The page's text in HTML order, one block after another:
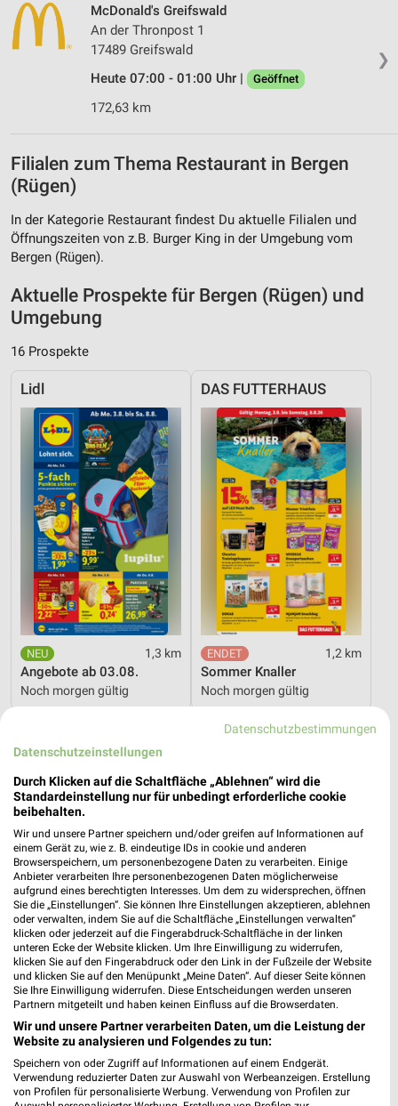
❯
McDonald's Greifswald
An der Thronpost 1
17489 Greifswald
Heute 07:00 - 01:00 Uhr |
Geöffnet
172,63 km
Filialen zum Thema Restaurant in Bergen
(Rügen)
In der Kategorie Restaurant findest Du aktuelle Filialen und
Öffnungszeiten von z.B. Burger King in der Umgebung vom
Bergen (Rügen).
Aktuelle Prospekte für Bergen (Rügen) und
Umgebung
16 Prospekte
Lidl
1,3 km
Angebote ab 03.08.
Noch morgen gültig
DAS FUTTERHAUS
1,2 km
Sommer Knaller
Noch morgen gültig
1,3 km
Angebote ab 10.08.
Gültig ab Mo. 10.08.
EDEKA
1,1 km
Angebote ab 03.08.
Noch morgen gültig
PENNY EDEKA
Datenschutzbestimmungen
Datenschutzeinstellungen
Durch Klicken auf die Schaltfläche „Ablehnen“ wird die
Standardeinstellung nur für unbedingt erforderliche cookie
beibehalten.
Wir und unsere Partner speichern und/oder greifen auf Informationen auf
einem Gerät zu, wie z. B. eindeutige IDs in cookie und anderen
Browserspeichern, um personenbezogene Daten zu verarbeiten. Einige
Anbieter verarbeiten Ihre personenbezogenen Daten möglicherweise
aufgrund eines berechtigten Interesses. Um dem zu widersprechen, öffnen
Sie die „Einstellungen“. Sie können Ihre Einstellungen akzeptieren, ablehnen
oder verwalten, indem Sie auf die Schaltfläche „Einstellungen verwalten“
klicken oder jederzeit auf die Fingerabdruck-Schaltfläche in der linken
unteren Ecke der Website klicken. Um Ihre Einwilligung zu widerrufen,
klicken Sie auf den Fingerabdruck oder den Link in der Fußzeile der Website
und klicken Sie auf den Menüpunkt „Meine Daten“. Auf dieser Seite können
Sie Ihre Einwilligung widerrufen. Diese Entscheidungen werden unseren
Partnern mitgeteilt und haben keinen Einfluss auf die Browserdaten.
Wir und unsere Partner verarbeiten Daten, um die Leistung der
Website zu analysieren und Folgendes zu tun:
Speichern von oder Zugriff auf Informationen auf einem Endgerät.
Verwendung reduzierter Daten zur Auswahl von Werbeanzeigen. Erstellung
von Profilen für personalisierte Werbung. Verwendung von Profilen zur